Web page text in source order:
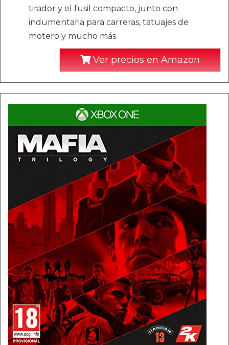
tirador y el fusil compacto, junto con
indumentaria para carreras, tatuajes de
motero y mucho más
Ver precios en Amazon